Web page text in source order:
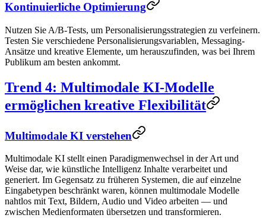
Kontinuierliche Optimierung
Nutzen Sie A/B-Tests, um Personalisierungsstrategien zu verfeinern.
Testen Sie verschiedene Personalisierungsvariablen, Messaging-
Ansätze und kreative Elemente, um herauszufinden, was bei Ihrem
Publikum am besten ankommt.
Trend 4: Multimodale KI-Modelle
ermöglichen kreative Flexibilität
Multimodale KI verstehen
Multimodale KI stellt einen Paradigmenwechsel in der Art und
Weise dar, wie künstliche Intelligenz Inhalte verarbeitet und
generiert. Im Gegensatz zu früheren Systemen, die auf einzelne
Eingabetypen beschränkt waren, können multimodale Modelle
nahtlos mit Text, Bildern, Audio und Video arbeiten — und
zwischen Medienformaten übersetzen und transformieren.